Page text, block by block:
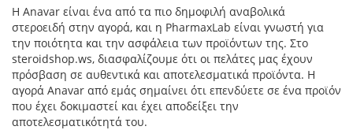
Η Anavar είναι ένα από τα πιο δημοφιλή αναβολικά
στεροειδή στην αγορά, και η PharmaxLab είναι γνωστή για
την ποιότητα και την ασφάλεια των προϊόντων της. Στο
steroidshop.ws, διασφαλίζουμε ότι οι πελάτες μας έχουν
πρόσβαση σε αυθεντικά και αποτελεσματικά προϊόντα. Η
αγορά Anavar από εμάς σημαίνει ότι επενδύετε σε ένα προϊόν
που έχει δοκιμαστεί και έχει αποδείξει την
αποτελεσματικότητά του.